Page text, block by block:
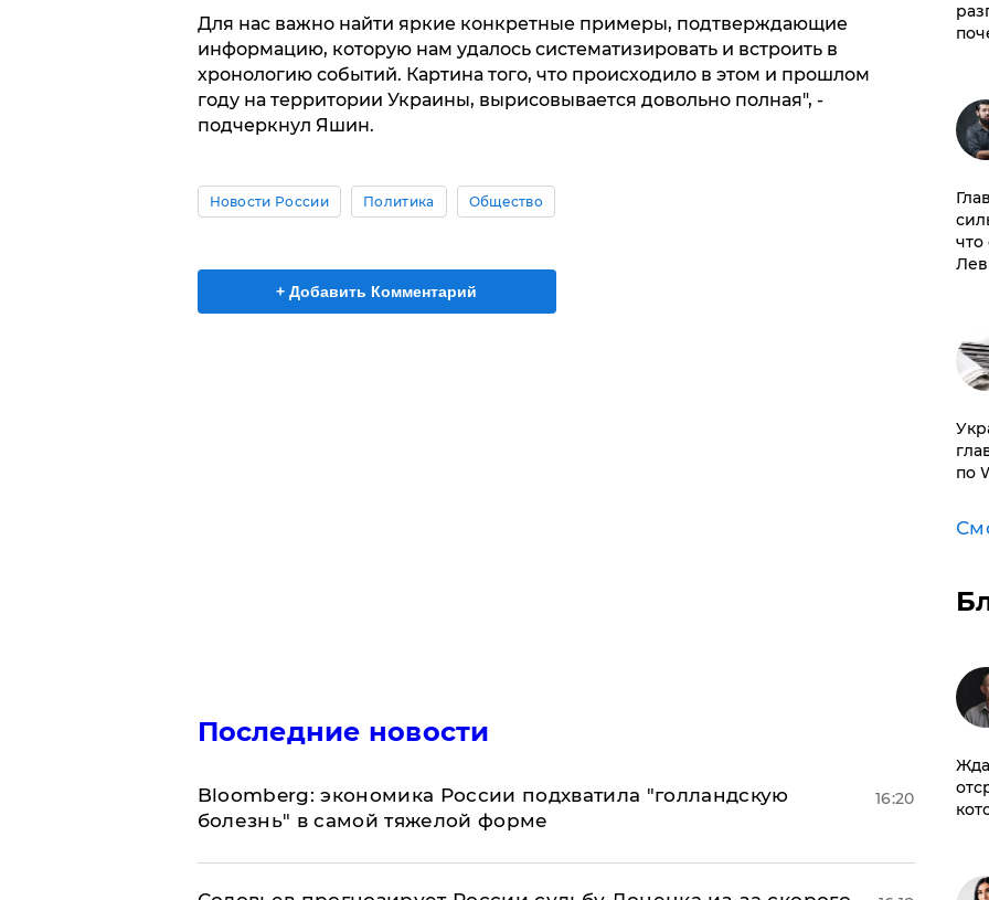
Для нас важно найти яркие конкретные примеры, подтверждающие
информацию, которую нам удалось систематизировать и встроить в
хронологию событий. Картина того, что происходило в этом и прошлом
году на территории Украины, вырисовывается довольно полная", -
подчеркнул Яшин.
Новости России Политика Общество
+ Добавить Комментарий
Последние новости
Bloomberg: экономика России подхватила "голландскую
болезнь" в самой тяжелой форме
16:20
что
по